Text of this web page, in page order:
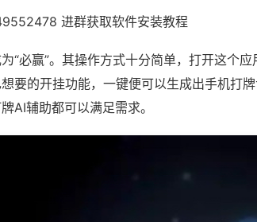
进群获取软件安装教程
“必赢”。其操作方式十分简单，打开这个
要的开挂功能，一键便可以生成出手机打
AI辅助都可以满足需求。